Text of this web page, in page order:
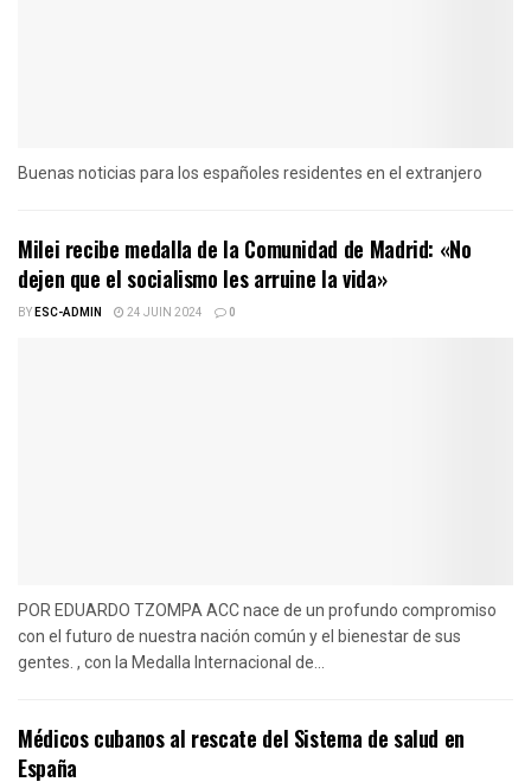
Buenas noticias para los españoles residentes en el extranjero
Milei recibe medalla de la Comunidad de Madrid: «No
dejen que el socialismo les arruine la vida»
BYESC-ADMIN 24 JUIN 2024 0
POR EDUARDO TZOMPA ACC nace de un profundo compromiso
con el futuro de nuestra nación común y el bienestar de sus
gentes. , con la Medalla Internacional de...
Médicos cubanos al rescate del Sistema de salud en
España